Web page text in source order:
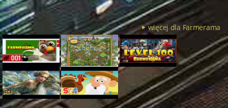
więcej dla Farmerama